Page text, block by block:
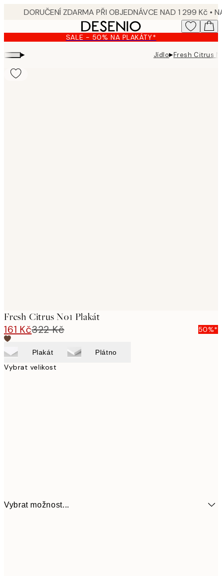
content.
SALE - 50% NA PLAKÁTY*
▸ Jídlo▸Fresh Citrus
Fresh Citrus No1 Plakát
161 Kč322 Kč 50%*
Plakát Plátno
Vybrat velikost
Vybrat možnost...